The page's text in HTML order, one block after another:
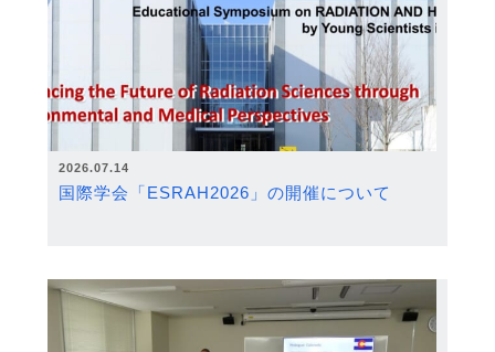
2026.07.14
国際学会「ESRAH2026」の開催について